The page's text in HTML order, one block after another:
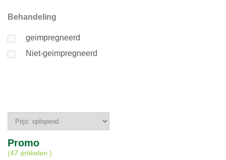
Behandeling
geimpregneerd
Niet-geimpregneerd
Promo
(47 artikelen )